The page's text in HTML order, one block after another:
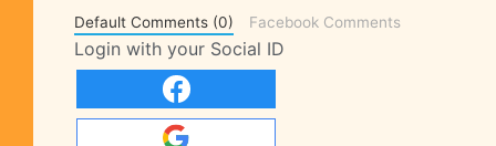
Default Comments (0) Facebook Comments
Login with your Social ID